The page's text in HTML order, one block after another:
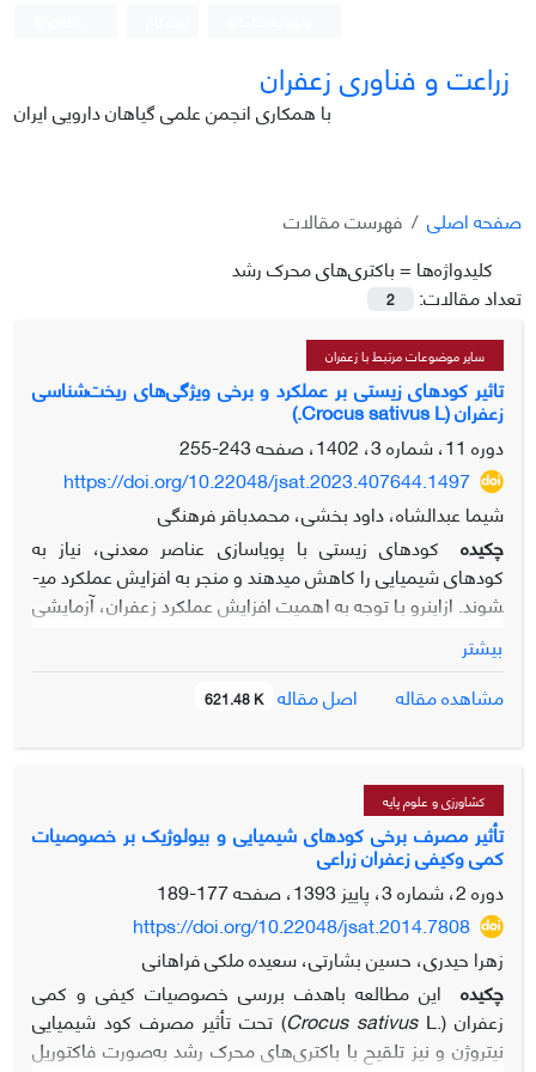
زراعت و فناوری زعفران
با همکاری انجمن علمی گیاهان دارویی ایران
صفحه اصلی
فهرست مقالات
کلیدواژه‌ها =باکتری‌های محرک رشد
تعداد مقالات:
2
سایر موضوعات مرتبط با زعفران
تاثیر کودهای زیستی بر عملکرد و برخی ویژگی‌های ریخت‌شناسی
زعفران (Crocus sativus L.)
دوره 11، شماره 3، 1402، صفحه
243-255
https://doi.org/10.22048/jsat.2023.407644.1497
شیما عبدالشاه، داود بخشی، محمدباقر فرهنگی
چکیده
کودهای زیستی با پویاسازی عناصر معدنی، نیاز به
کودهای شیمیایی را کاهش می­دهند و منجر به افزایش عملکرد می­
شوند. از­این­رو با توجه به اهمیت افزایش عملکرد زعفران، آزمایشی
در قالب طرح بلوک­های کامل تصادفی با سه تکرار در مزرعه
انجام شد. تیمارهای آزمایشی شامل کودهای زیستی فروزینک­­بارور،
تیمار) بودند که به صورت کودآبیاری در اواسط بهمن ماه 1400 در
دو سطح صفر و نیم لیتر در هکتار اعمال شدند. صفات مورد
بررسـی شـامل تعداد گل، وزن گل تازه و خشک، وزن تر و خشک
کلالـه، طول کلاله و قطر نوک کلاله، طول دوره گلدهی، تعداد
برگ و محتـوای کلروفیل برگ بودند. مقایسه میانگین­ها نشان داد
صفات به جز تعداد برگ، طول کلاله و قطر نوک کلاله در مقایسه
با شاهد شدند. صفات مورد بررسی بهترین نتایج خود را تحت
دادند. به­طوری­که بیشترین مقادیر تعداد گل (175 عدد در متر مربع)،
وزن تر گل (61/72 گرم در متر مربع)، وزن خشک گل (92/7 گرم در
متر مربع)، طول دوره گلدهی (21 روز)، محتوای کلروفیل
a
بیشتر
مشاهده مقاله
اصل مقاله 621.48 K
کشاورزی و علوم پایه
تأثیر مصرف برخی کودهای شیمیایی و بیولوژیک بر خصوصیات
کمی وکیفی زعفران زراعی
دوره 2، شماره 3، پاییز 1393، صفحه
177-189
https://doi.org/10.22048/jsat.2014.7808
زهرا حیدری، حسین بشارتی، سعیده ملکی فراهانی
چکیده این مطالعه باهدف بررسی خصوصیات کیفی و کمی
زعفران (. Crocus sativusL) تحت تأثیر مصرف کود شیمیایی
نیتروژن و نیز تلقیح با باکتری‌های محرک رشد به‌صورت فاکتوریل